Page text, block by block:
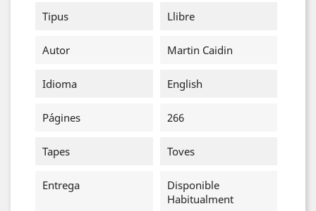
Tipus
Llibre
Autor Martin Caidin
Idioma English
Págines 266
Tapes Toves
Entrega
Disponible
Habitualment